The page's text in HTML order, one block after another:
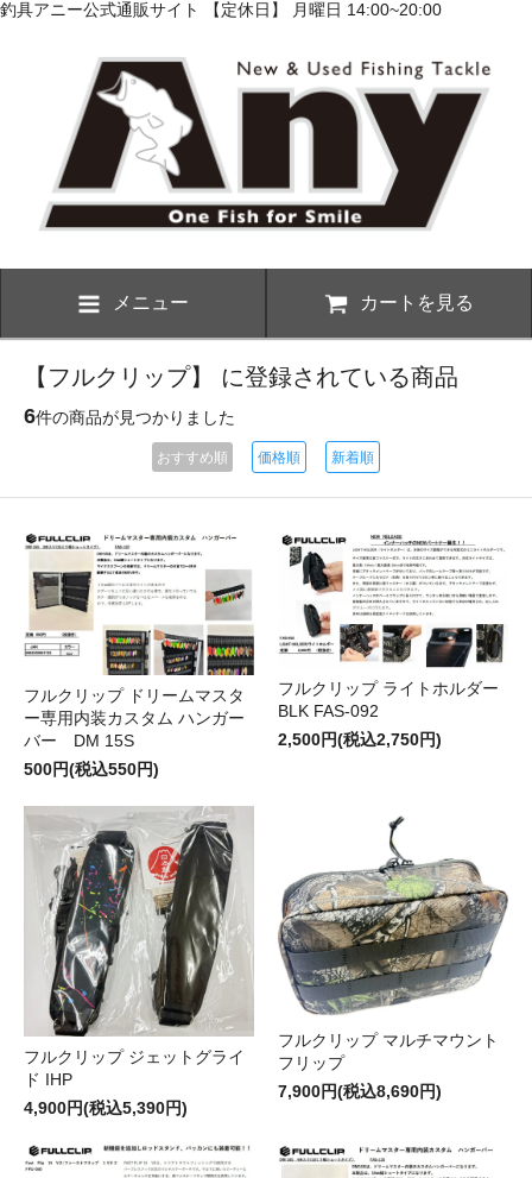
釣具アニー公式通販サイト 【定休日】 月曜日 14:00~20:00
メニュー カートを見る
【フルクリップ】 に登録されている商品
6件の商品が見つかりました
おすすめ順 価格順 新着順
フルクリップ ドリームマスタ
ー専用内装カスタム ハンガー
バー DM 15S
500円(税込550円)
フルクリップ ライトホルダー
BLK FAS-092
2,500円(税込2,750円)
フルクリップ ジェットグライ
ド IHP
4,900円(税込5,390円)
フルクリップ マルチマウント
フリップ
7,900円(税込8,690円)